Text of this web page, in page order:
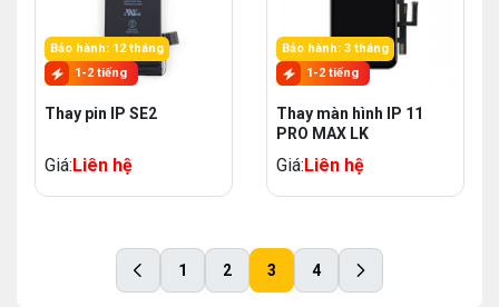
Bảo hành: 12 tháng
1-2 tiếng
Thay pin IP SE2
Giá:Liên hệ
Bảo hành: 3 tháng
1-2 tiếng
Thay màn hình IP 11
PRO MAX LK
Giá:Liên hệ
1 2 3 4